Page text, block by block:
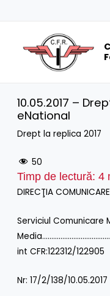
10.05.2017 –
eNational
Drept la replica 2017
50
Timp de lectură:4
DIRECŢIA COMUNICARE
Serviciul Comunicare
int CFR:122312/122905
Nr: 17/2/138/10.05.2017